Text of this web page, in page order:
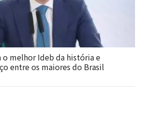
o melhor Ideb da história e
entre os maiores do Brasil